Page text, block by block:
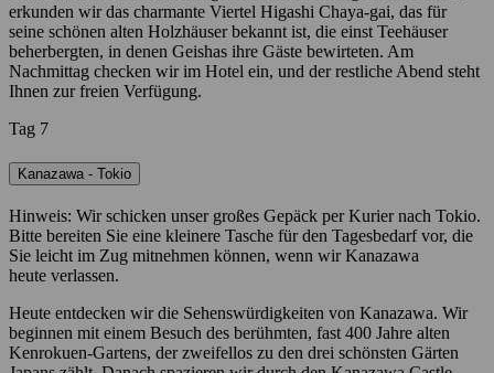
erkunden wir das charmante Viertel Higashi Chaya-gai, das für
seine schönen alten Holzhäuser bekannt ist, die einst Teehäuser
beherbergten, in denen Geishas ihre Gäste bewirteten. Am
Nachmittag checken wir im Hotel ein, und der restliche Abend steht
Ihnen zur freien Verfügung.
Tag 7
Kanazawa - Tokio
Hinweis: Wir schicken unser großes Gepäck per Kurier nach Tokio.
Bitte bereiten Sie eine kleinere Tasche für den Tagesbedarf vor, die
Sie leicht im Zug mitnehmen können, wenn wir Kanazawa
heute verlassen.
Heute entdecken wir die Sehenswürdigkeiten von Kanazawa. Wir
beginnen mit einem Besuch des berühmten, fast 400 Jahre alten
Kenrokuen-Gartens, der zweifellos zu den drei schönsten Gärten